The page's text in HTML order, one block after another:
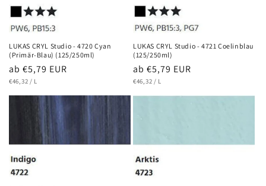
LUKAS CRYL Studio - 4720 Cyan
(Primär-Blau) (125/250ml)
Normaler
Preis
ab €5,79 EUR
GRUNDPREIS
€46,32 / PRO
L
LUKAS CRYL Studio - 4721 Coelinblau
(125/250ml)
Normaler
Preis
ab €5,79 EUR
GRUNDPREIS
€46,32 / PRO
L